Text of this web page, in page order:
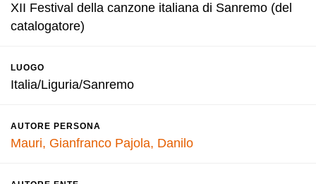
XII Festival della canzone italiana di Sanremo (del
catalogatore)
LUOGO
Italia/Liguria/Sanremo
AUTORE PERSONA
Mauri, Gianfranco Pajola, Danilo